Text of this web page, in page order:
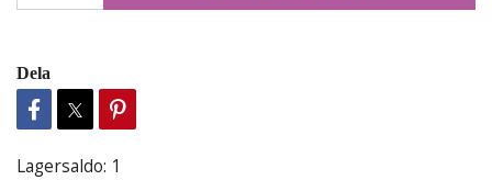
Dela
Lagersaldo: 1